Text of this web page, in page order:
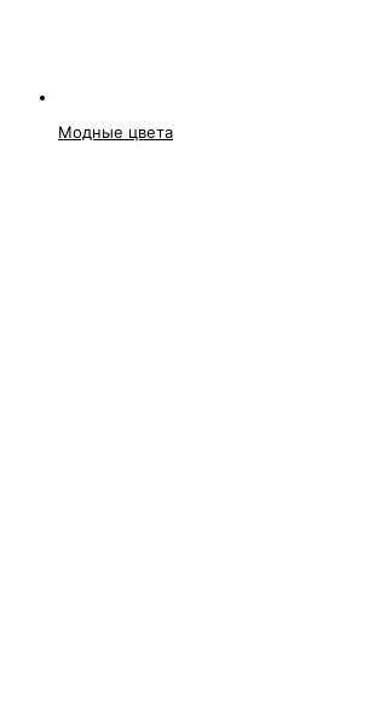
Модные цвета